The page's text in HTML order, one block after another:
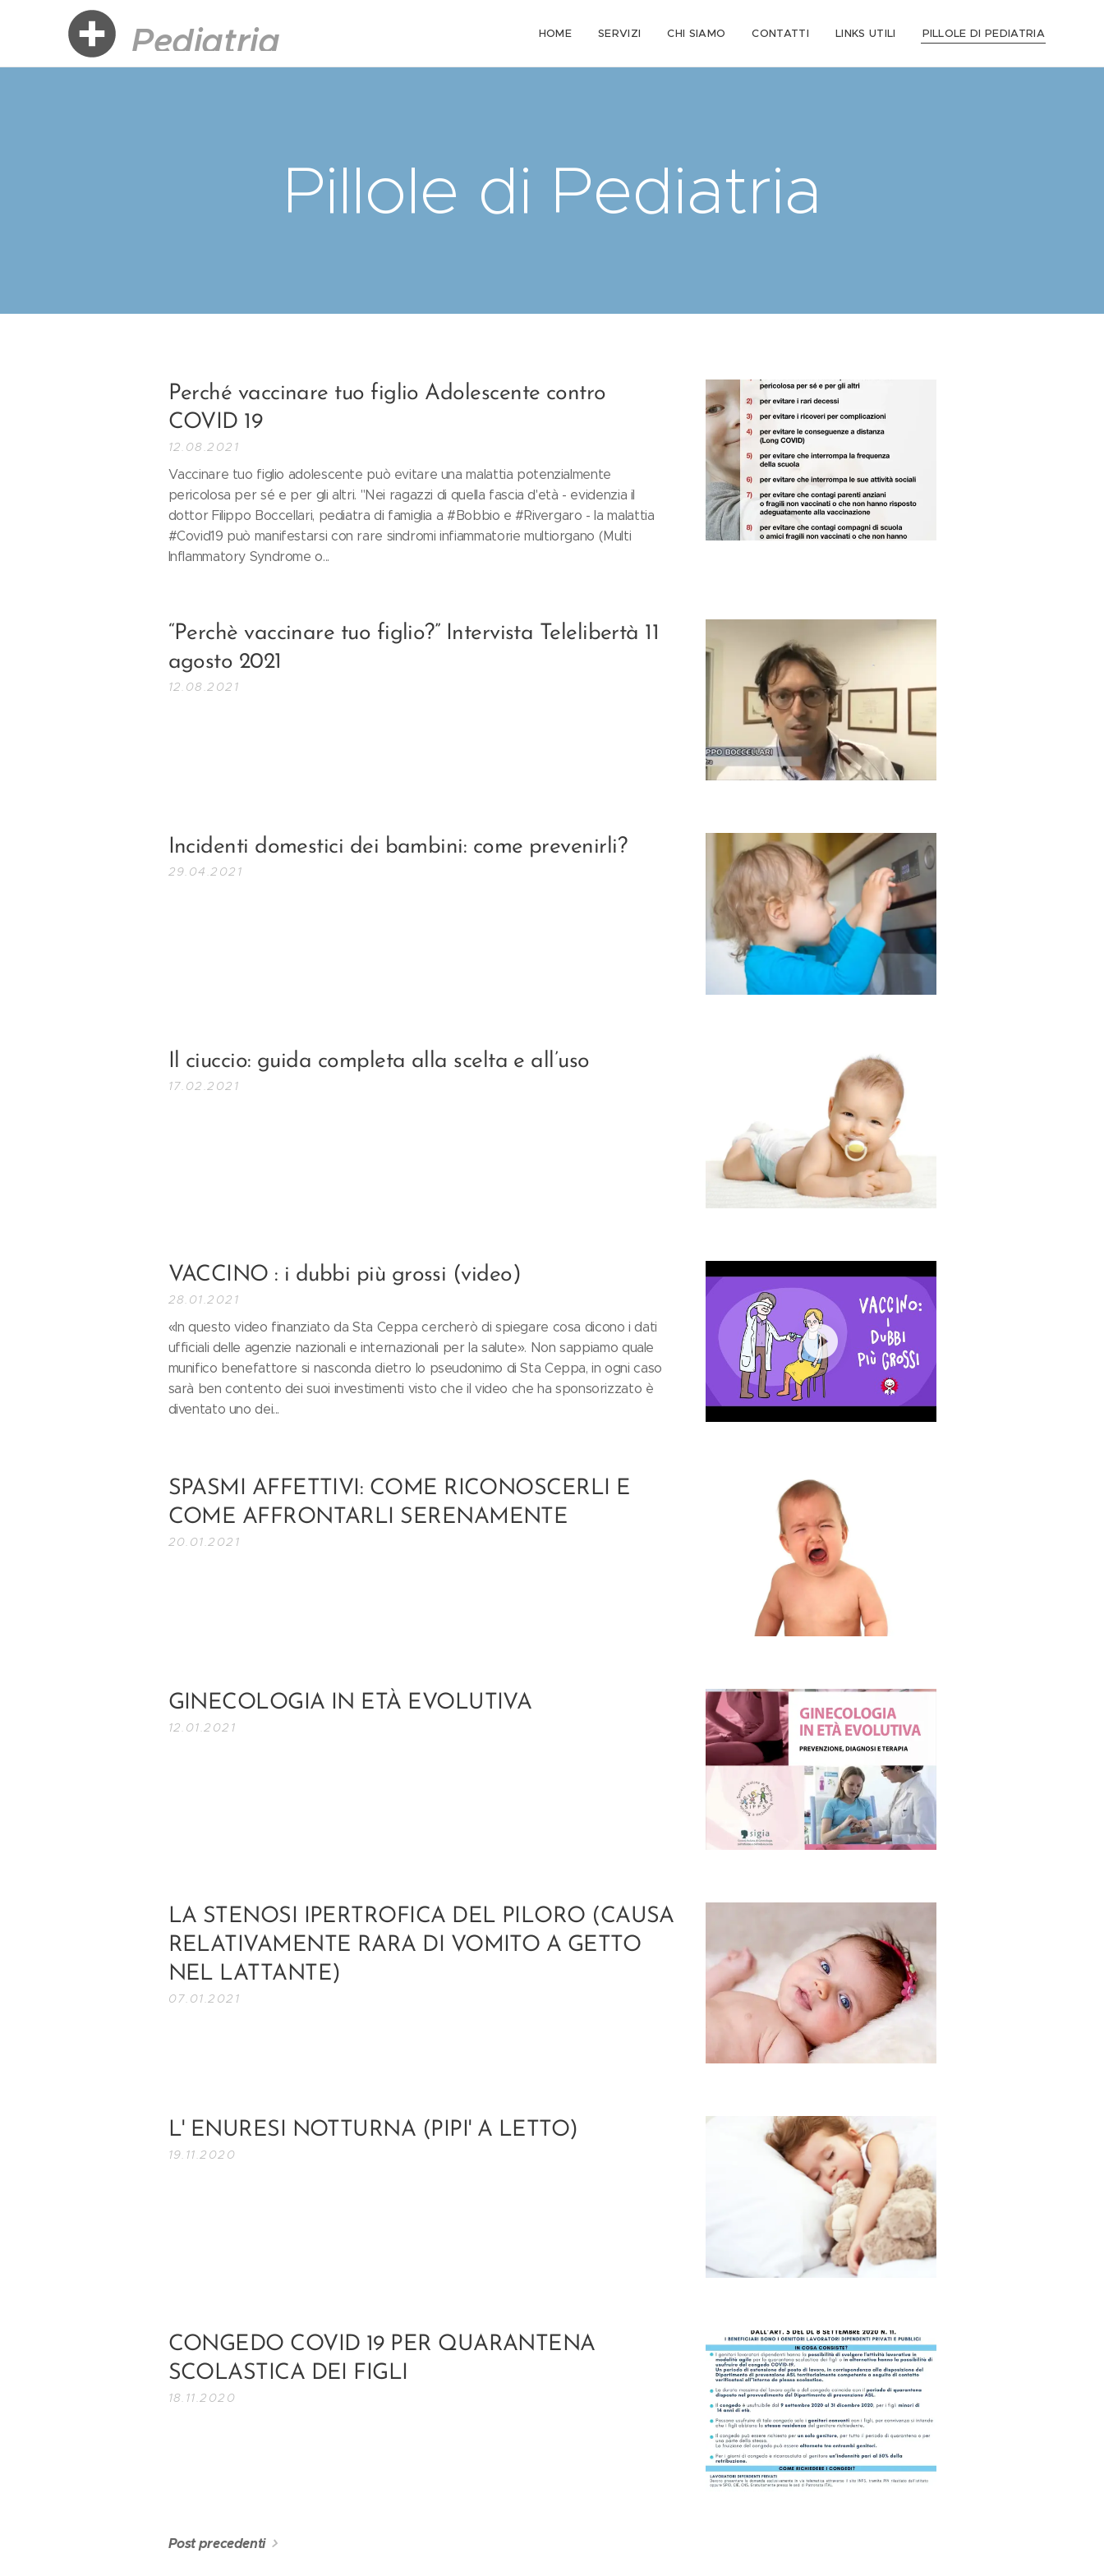
Pediatria HOME SERVIZI CHI SIAMO CONTATTI LINKS UTILI PILLOLE DI PEDIATRIA
Pillole di Pediatria
Perché vaccinare tuo figlio Adolescente contro
COVID 19
12.08.2021
Vaccinare tuo figlio adolescente può evitare una malattia potenzialmente
pericolosa per sé e per gli altri. "Nei ragazzi di quella fascia d'età - evidenzia il
dottor Filippo Boccellari, pediatra di famiglia a #Bobbio e #Rivergaro - la malattia
#Covid19 può manifestarsi con rare sindromi infiammatorie multiorgano (Multi
Inflammatory Syndrome o...
“Perchè vaccinare tuo figlio?” Intervista Telelibertà 11
agosto 2021
12.08.2021
Incidenti domestici dei bambini: come prevenirli?
29.04.2021
Il ciuccio: guida completa alla scelta e all’uso
17.02.2021
VACCINO : i dubbi più grossi (video)
28.01.2021
«In questo video finanziato da Sta Ceppa cercherò di spiegare cosa dicono i dati
ufficiali delle agenzie nazionali e internazionali per la salute». Non sappiamo quale
munifico benefattore si nasconda dietro lo pseudonimo di Sta Ceppa, in ogni caso
sarà ben contento dei suoi investimenti visto che il video che ha sponsorizzato è
diventato uno dei...
SPASMI AFFETTIVI: COME RICONOSCERLI E
COME AFFRONTARLI SERENAMENTE
20.01.2021
GINECOLOGIA IN ETÀ EVOLUTIVA
12.01.2021
LA STENOSI IPERTROFICA DEL PILORO (CAUSA
RELATIVAMENTE RARA DI VOMITO A GETTO
NEL LATTANTE)
07.01.2021
L' ENURESI NOTTURNA (PIPI' A LETTO)
19.11.2020
CONGEDO COVID 19 PER QUARANTENA
SCOLASTICA DEI FIGLI
18.11.2020
Post precedenti